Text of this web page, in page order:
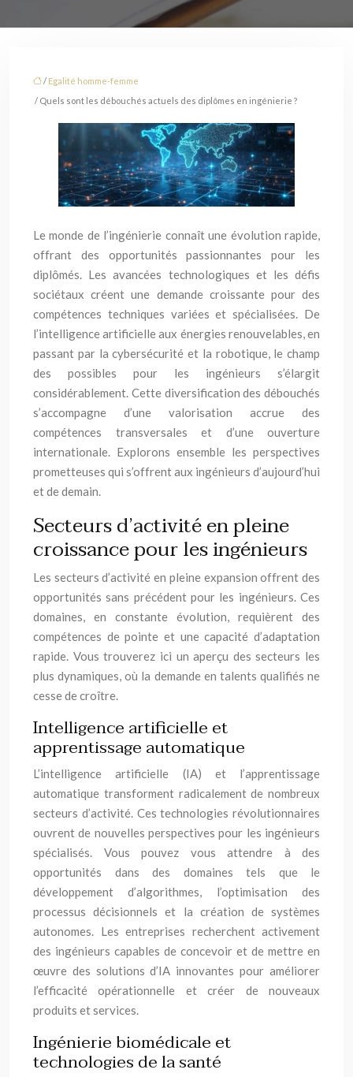
/ Egalité homme-femme
/ Quels sont les débouchés actuels des diplômes en ingénierie ?
Le monde de l’ingénierie connaît une évolution rapide,
offrant des opportunités passionnantes pour les
diplômés. Les avancées technologiques et les défis
sociétaux créent une demande croissante pour des
compétences techniques variées et spécialisées. De
l’intelligence artificielle aux énergies renouvelables, en
passant par la cybersécurité et la robotique, le champ
des possibles pour les ingénieurs s’élargit
considérablement. Cette diversification des débouchés
s’accompagne d’une valorisation accrue des
compétences transversales et d’une ouverture
internationale. Explorons ensemble les perspectives
prometteuses qui s’offrent aux ingénieurs d’aujourd’hui
et de demain.
Secteurs d’activité en pleine
croissance pour les ingénieurs
Les secteurs d’activité en pleine expansion offrent des
opportunités sans précédent pour les ingénieurs. Ces
domaines, en constante évolution, requièrent des
compétences de pointe et une capacité d’adaptation
rapide. Vous trouverez ici un aperçu des secteurs les
plus dynamiques, où la demande en talents qualifiés ne
cesse de croître.
Intelligence artificielle et
apprentissage automatique
L’intelligence artificielle (IA) et l’apprentissage
automatique transforment radicalement de nombreux
secteurs d’activité. Ces technologies révolutionnaires
ouvrent de nouvelles perspectives pour les ingénieurs
spécialisés. Vous pouvez vous attendre à des
opportunités dans des domaines tels que le
développement d’algorithmes, l’optimisation des
processus décisionnels et la création de systèmes
autonomes. Les entreprises recherchent activement
des ingénieurs capables de concevoir et de mettre en
œuvre des solutions d’IA innovantes pour améliorer
l’efficacité opérationnelle et créer de nouveaux
produits et services.
Ingénierie biomédicale et
technologies de la santé